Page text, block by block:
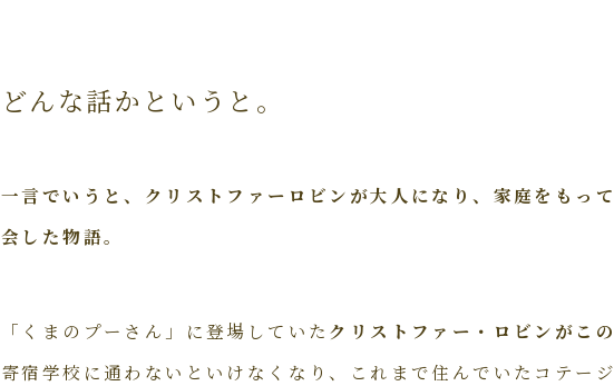
どんな話かというと。
一言でいうと、クリストファーロビンが大人になり、家庭をもっ
会した物語。
「くまのプーさん」に登場していた クリストファー・ロビンがこ
寄宿学校に通わないといけなくなり、これまで住んでいたコテー